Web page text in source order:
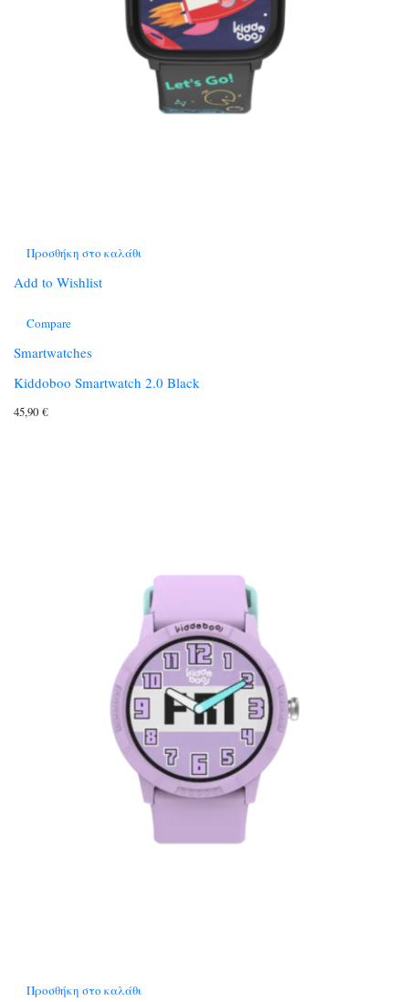
Προσθήκη στο καλάθι
Add to Wishlist
Compare
Smartwatches
Kiddoboo Smartwatch 2.0 Black
45,90 €
Προσθήκη στο καλάθι